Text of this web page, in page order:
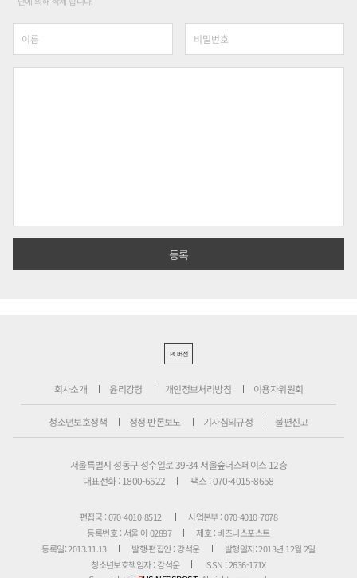
PC버전
회사소개 윤리강령 개인정보처리방침 이용자위원회
청소년보호정책 정정·반론보도 기사심의규정 불편신고
서울특별시 성동구 성수일로 39-34 서울숲더스페이스 12층
대표전화 : 1800-6522
팩스 : 070-4015-8658
편집국 : 070-4010-8512
사업본부 : 070-4010-7078
등록번호 : 서울 아 02897
제호 : 비즈니스포스트
등록일: 2013.11.13
발행·편집인 : 강석운
발행일자: 2013년 12월 2일
청소년보호책임자 : 강석운
ISSN : 2636-171X